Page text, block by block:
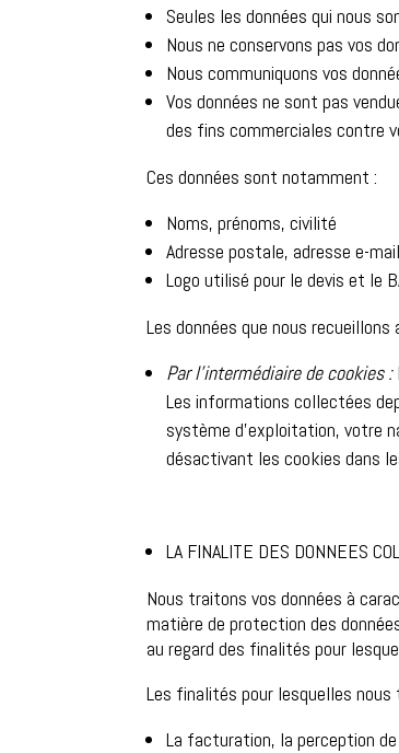
Seules les données qui nous
Nous ne conservons pas vos
Nous communiquons vos
Vos données ne sont pas
des fins commerciales contre
Ces données sont notamment :
Noms, prénoms, civilité
Adresse postale, adresse e-
Logo utilisé pour le devis et le
Les données que nous
Par l’intermédiaire de cookies :
Les informations collectées
système d’exploitation, votre
désactivant les cookies dans
LA FINALITE DES DONNEES
Nous traitons vos données à
matière de protection des
au regard des finalités pour
Les finalités pour lesquelles
La facturation, la perception